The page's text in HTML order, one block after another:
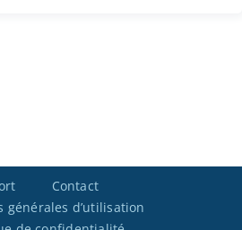
Contact
générales d’utilisation